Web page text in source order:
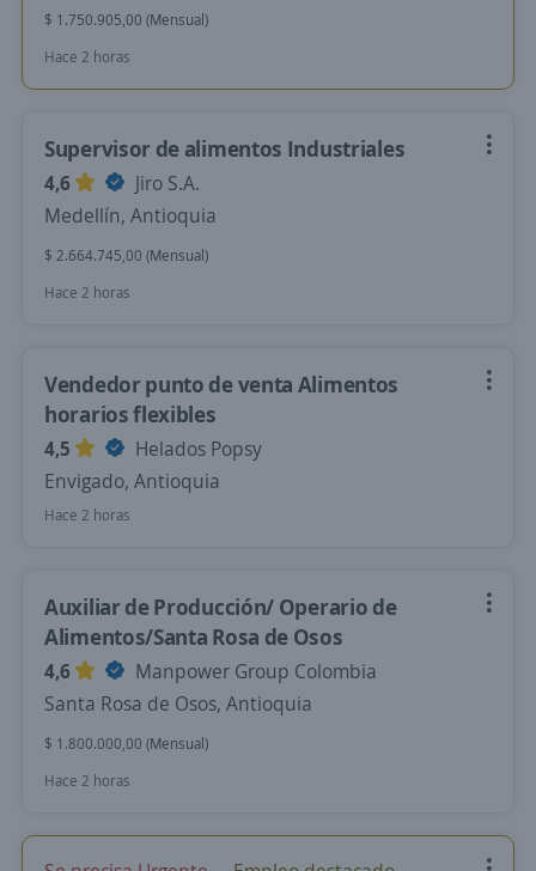
$ 1.750.905,00 (Mensual)
Hace 2 horas
Supervisor de alimentos Industriales
4,6
Jiro S.A.
Medellín, Antioquia
$ 2.664.745,00 (Mensual)
Hace 2 horas
Vendedor punto de venta Alimentos
horarios flexibles
4,5
Helados Popsy
Envigado, Antioquia
Hace 2 horas
Auxiliar de Producción/ Operario de
Alimentos/Santa Rosa de Osos
4,6
Manpower Group Colombia
Santa Rosa de Osos, Antioquia
$ 1.800.000,00 (Mensual)
Hace 2 horas